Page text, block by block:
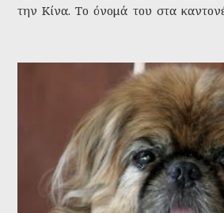
την Κίνα. Το όνομά του στα